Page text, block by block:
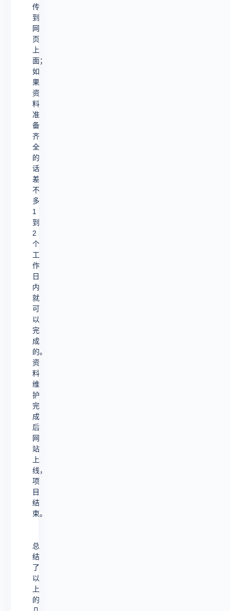
传
到
网
页
上
面；
如
果
资
料
准
备
齐
全
的
话
差
不
多
1
到
2
个
工
作
日
内
就
可
以
完
成
的。
资
料
维
护
完
成
后
网
站
上
线，
项
目
结
束。
总
结
了
以
上
的